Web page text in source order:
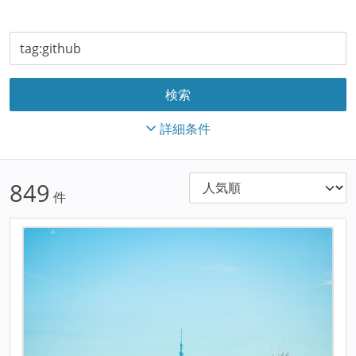
詳細条件
849 件